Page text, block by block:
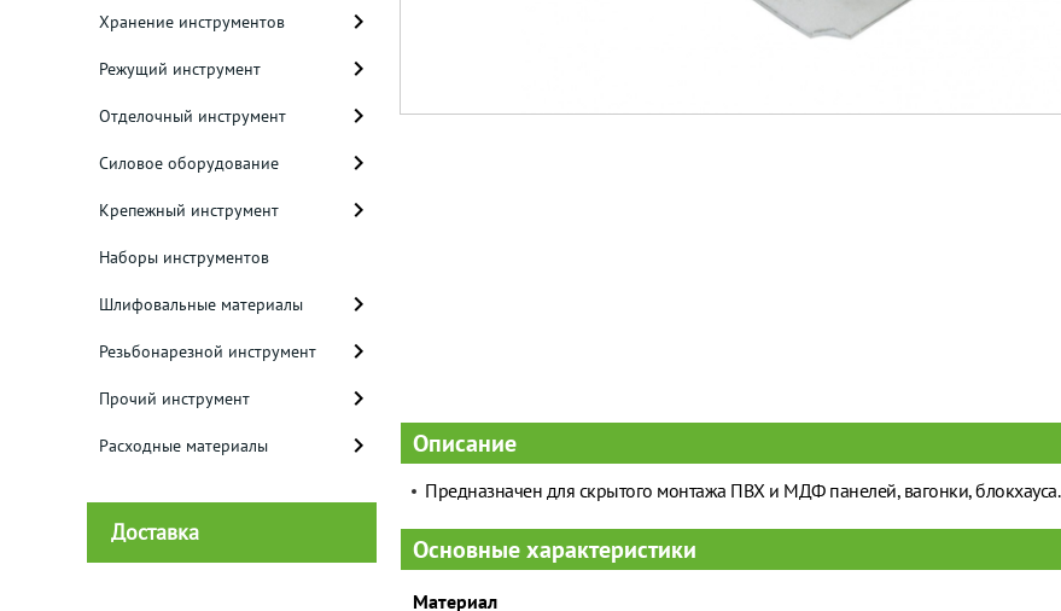
Хранение инструментов
Режущий инструмент
Отделочный инструмент
Силовое оборудование
Крепежный инструмент
Наборы инструментов
Шлифовальные материалы
Резьбонарезной инструмент
Прочий инструмент
Расходные материалы
Доставка
Описание
Предназначен для скрытого монтажа ПВХ и МДФ панелей, вагонки, блокхауса.
Основные характеристики
Материал